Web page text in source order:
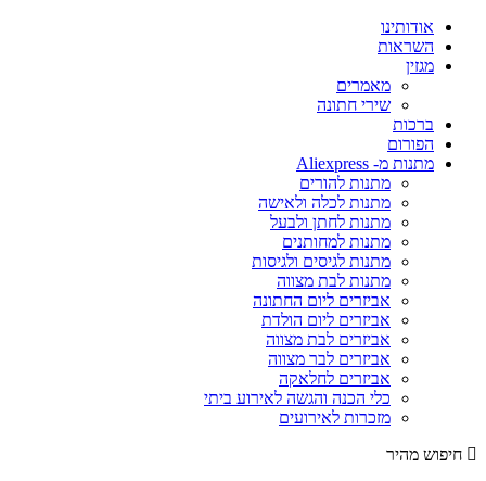
אודותינו
השראות
מגזין
מאמרים
שירי חתונה
ברכות
הפורום
מתנות מ- Aliexpress
מתנות להורים
מתנות לכלה ולאישה
מתנות לחתן ולבעל
מתנות למחותנים
מתנות לגיסים ולגיסות
מתנות לבת מצווה
אביזרים ליום החתונה
אביזרים ליום הולדת
אביזרים לבת מצווה
אביזרים לבר מצווה
אביזרים לחלאקה
כלי הכנה והגשה לאירוע ביתי
מזכרות לאירועים
חיפוש מהיר